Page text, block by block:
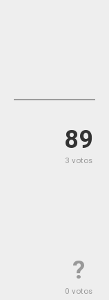
89
3 votos
?
0 votos